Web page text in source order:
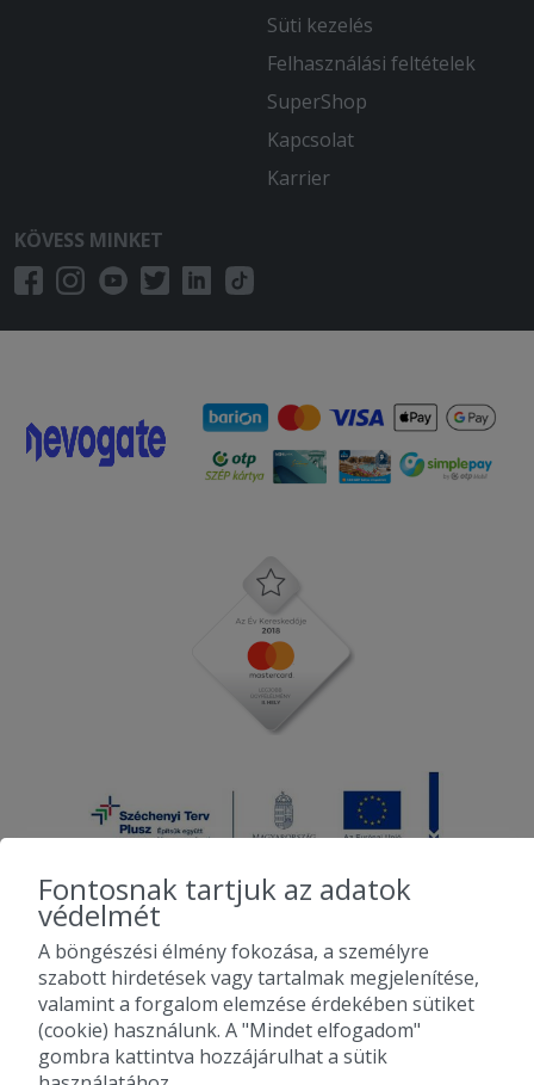
Süti kezelés
Felhasználási feltételek
SuperShop
Kapcsolat
Karrier
KÖVESS MINKET
2010-2026 Copyright - Falatozz.hu - Diston-line Kft.
Pizza, gyros, hamburger, menük kedvező áron, egy helyen az összes
étterem ajánlata.
Fontosnak tartjuk az adatok
védelmét
A böngészési élmény fokozása, a személyre
szabott hirdetések vagy tartalmak megjelenítése,
valamint a forgalom elemzése érdekében sütiket
(cookie) használunk. A "Mindet elfogadom"
gombra kattintva hozzájárulhat a sütik